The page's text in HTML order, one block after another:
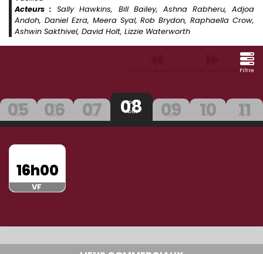
Acteurs : Sally Hawkins, Bill Bailey, Ashna Rabheru, Adjoa
Andoh, Daniel Ezra, Meera Syal, Rob Brydon, Raphaella Crow,
Ashwin Sakthivel, David Holt, Lizzie Waterworth
Filtre
Mer
05
Aout
Jeu
06
Aout
Ven
07
Aout
Sam
08
Aout
Dim
09
Aout
Lun
10
Aout
Mar
11
Aout
16h00
VF